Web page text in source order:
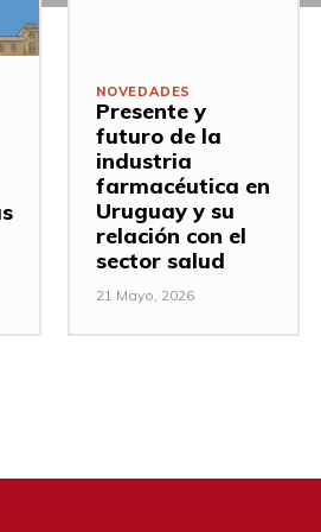
NOVEDADES
Presente y
futuro de la
industria
farmacéutica en
Uruguay y su
relación con el
sector salud
21 Mayo, 2026